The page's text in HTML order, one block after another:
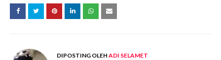
DIPOSTING OLEH ADI SELAMET